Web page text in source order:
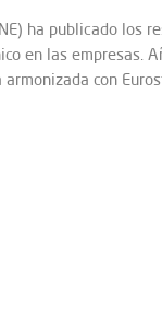
ha publicado los
en las empresas.
con